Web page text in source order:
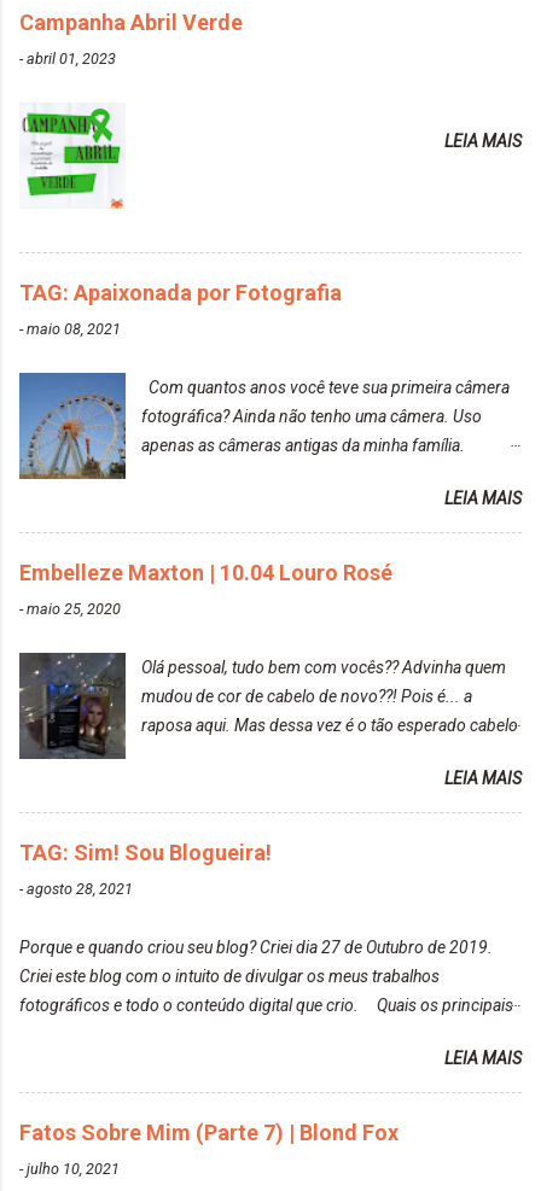
LIBERDADE PARA SER MAIS VOCÊ 10.04 LOURO
Campanha Abril Verde
-abril 01, 2023
LEIA MAIS
TAG: Apaixonada por Fotografia
-maio 08, 2021
Com quantos anos você teve sua primeira câmera
fotográfica? Ainda não tenho uma câmera. Uso
apenas as câmeras antigas da minha família.
diria que gosto mais de fotografar, mas comecei a
gostar bastante de ser a minha modelo. Você tem
uma boa câmera para fotografar? Ainda não tenho
uma super câmera profissional. Por enquanto, a
suas fotos? Sim. Posto aqui e pelas minhas páginas.
Tumblr, We heart it, ou instagram? Instagram. Eu
particularmente não gosto de Tumblr e nem do We
elas fiquem no modo original? Sou do time foto
de um determinado lugar ou de algo que estou
fotografan...
LEIA MAIS
Embelleze Maxton | 10.04 Louro Rosé
-maio 25, 2020
Olá pessoal, tudo bem com vocês?? Advinha quem
mudou de cor de cabelo de novo??! Pois é... a
raposa aqui. Mas dessa vez é o tão esperado cabelo
Louro Rosé Se vocês não acompanharam a saga do
meu cabelo colorido, vou deixar aqui embaixo, o link
de todos que fiz para vocês verem: ✨ Alfaparf | Alta
Moda é... Creative Crazy Colors Pink
Turkiss Blue
https://www.adrielly.com.br/2020/02/keraton-hard-
colors-turkiss-blue.html ✨ Alpha Line | Máscara
Ozzy Lilac
LEIA MAIS
TAG: Sim! Sou Blogueira!
-agosto 28, 2021
Porque e quando criou seu blog? Criei dia 27 de Outubro de 2019.
Criei este blog com o intuito de divulgar os meus trabalhos
fotográficos e todo o conteúdo digital que crio. Quais os principais
vida de Blogueira? Tem sido um sonho. Minha família me apoia muito.
Qual a parte chata da vida de Blogueira? Às vezes, a criatividade vai
embora... O que tem de melhor em ser Blogueira? Ver o seu trabalho
sendo reconhecido. Aonde deseja chegar com o seu Blog? Muito
além daquilo que imagino. Seu blog pra você é profissional ou passa-
LEIA MAIS
Fatos Sobre Mim (Parte 7) | Blond Fox
-julho 10, 2021